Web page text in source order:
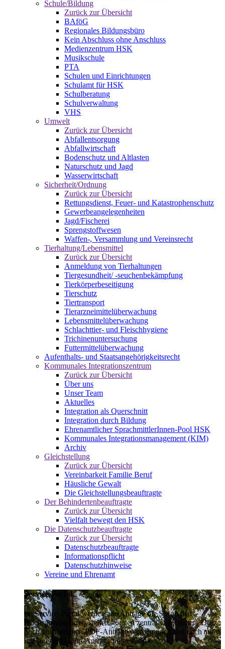
Schule/Bildung
Zurück zur Übersicht
BAföG
Regionales Bildungsbüro
Kein Abschluss ohne Anschluss
Medienzentrum HSK
Musikschule
PTA
Schulen und Einrichtungen
Schulamt für HSK
Schulberatung
Schulverwaltung
VHS
Umwelt
Zurück zur Übersicht
Abfallentsorgung
Abfallwirtschaft
Bodenschutz und Altlasten
Naturschutz und Jagd
Wasserwirtschaft
Sicherheit/Ordnung
Zurück zur Übersicht
Rettungsdienst, Feuer- und Katastrophenschutz
Gewerbeangelegenheiten
Jagd/Fischerei
Sprengstoffwesen
Waffen-, Versammlung und Vereinsrecht
Tierhaltung/Lebensmittel
Zurück zur Übersicht
Anmeldung von Tierhaltungen
Tiergesundheit/ -seuchenbekämpfung
Tierkörperbeseitigung
Tierschutz
Tiertransport
Tierarzneimittelüberwachung
Lebensmittelüberwachung
Schlachttier- und Fleischhygiene
Trichinenuntersuchung
Futtermittelüberwachung
Aufenthalts- und Staatsangehörigkeitsrecht
Kommunales Integrationszentrum
Zurück zur Übersicht
Über uns
Unser Team
Aktuelles
Integration als Querschnitt
Integration durch Bildung
Ehrenamtlicher SprachmittlerInnen-Pool HSK
Kommunales Integrationsmanagement (KIM)
Archiv
Gleichstellung
Zurück zur Übersicht
Vereinbarkeit Familie Beruf
Häusliche Gewalt
Die Gleichstellungsbeauftragte
Der Behindertenbeauftragte
Zurück zur Übersicht
Vielfalt bewegt den HSK
Die Datenschutzbeauftragte
Zurück zur Übersicht
Datenschutzbeauftragte
Informationspflicht
Datenschutzhinweise
Vereine und Ehrenamt
Service-Portal
Im Service-Portal werden alle Anträge die Sie an den
Hochsauerlandkreis stellen können zentral vorgehalten. Die
noch vorhandenen PDF-Anträge werden nach und nach auf
intelligente Online-Anträge umgestellt.